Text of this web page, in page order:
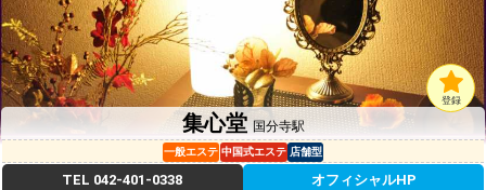
集心堂 国分寺駅
登録
一般エステ 中国式エステ 店舗型
TEL 042-401-0338 オフィシャルHP